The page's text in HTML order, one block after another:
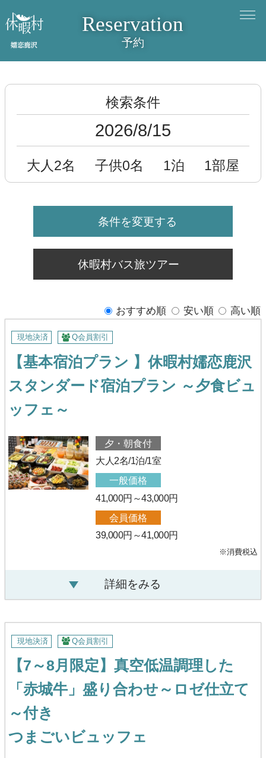
Reservation
予約
検索条件
2026/8/15
大人2名 子供0名 1泊 1部屋
条件を変更する
休暇村バス旅ツアー
おすすめ順 安い順 高い順
現地決済 Q会員割引
【基本宿泊プラン 】休暇村嬬恋鹿沢
スタンダード宿泊プラン ～夕食ビュ
ッフェ～
夕・朝食付
大人2名/1泊/1室
一般価格
41,000円～43,000円
会員価格
39,000円～41,000円
※消費税込
詳細をみる
現地決済 Q会員割引
【7～8月限定】真空低温調理した
「赤城牛」盛り合わせ～ロゼ仕立て
～付き
つまごいビュッフェ